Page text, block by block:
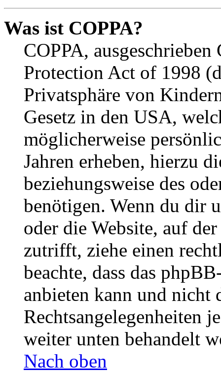
Was ist COPPA?
COPPA,
Protection Act of 1998
Privatsphäre von
Gesetz in den USA,
möglicherweise
Jahren erheben, hierzu
beziehungsweise des
benötigen. Wenn du dir
oder die Website, auf
zutrifft, ziehe einen
beachte, dass das
anbieten kann und nicht
Rechtsangelegenheiten
weiter unten behandelt
Nach oben